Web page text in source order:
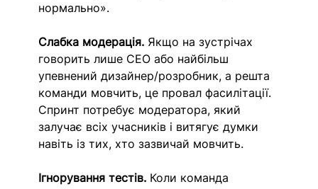
нормально».
Слабка модерація. Якщо на зустрічах
говорить лише CEO або найбільш
упевнений дизайнер/розробник, а решта
команди мовчить, це провал фасилітації.
Спринт потребує модератора, який
залучає всіх учасників і витягує думки
навіть із тих, хто зазвичай мовчить.
Ігнорування тестів. Коли команда